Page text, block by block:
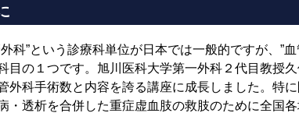
科”という診療科単位が日本では一般的ですが、”
目の１つです。旭川医科大学第一外科２代目教授
外科手術数と内容を誇る講座に成長しました。特
・透析を合併した重症虚血肢の救肢のために全国